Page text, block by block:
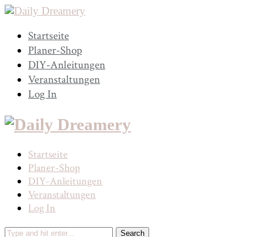
Startseite
Planer-Shop
DIY-Anleitungen
Veranstaltungen
Log In
Startseite
Planer-Shop
DIY-Anleitungen
Veranstaltungen
Log In